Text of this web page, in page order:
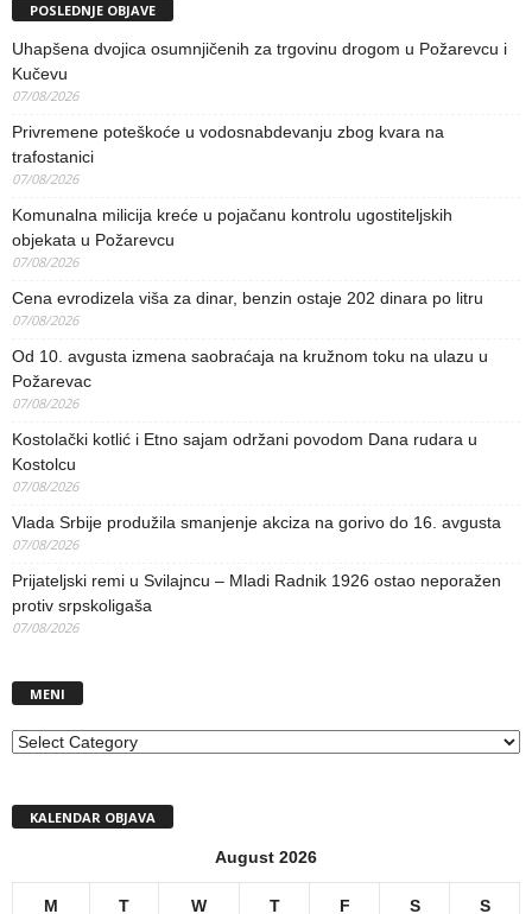
POSLEDNJE OBJAVE
Uhapšena dvojica osumnjičenih za trgovinu drogom u Požarevcu i
Kučevu
07/08/2026
Privremene poteškoće u vodosnabdevanju zbog kvara na
trafostanici
07/08/2026
Komunalna milicija kreće u pojačanu kontrolu ugostiteljskih
objekata u Požarevcu
07/08/2026
Cena evrodizela viša za dinar, benzin ostaje 202 dinara po litru
07/08/2026
Od 10. avgusta izmena saobraćaja na kružnom toku na ulazu u
Požarevac
07/08/2026
Kostolački kotlić i Etno sajam održani povodom Dana rudara u
Kostolcu
07/08/2026
Vlada Srbije produžila smanjenje akciza na gorivo do 16. avgusta
07/08/2026
Prijateljski remi u Svilajncu – Mladi Radnik 1926 ostao neporažen
protiv srpskoligaša
07/08/2026
MENI
MENI
KALENDAR OBJAVA
August 2026
M T W T F S S